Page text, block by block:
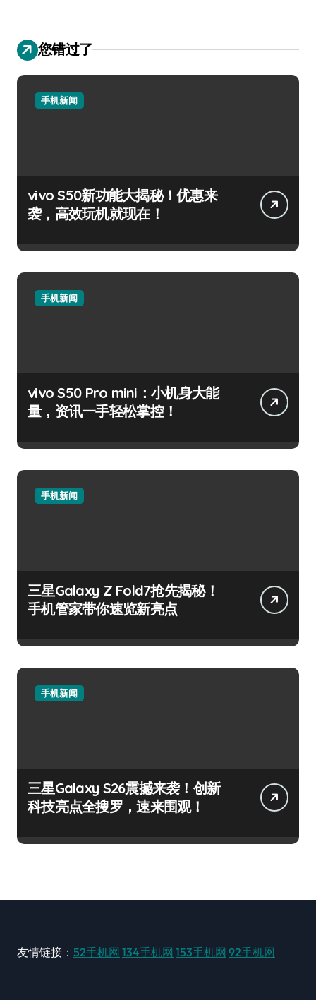
您错过了
手机新闻
vivo S50新功能大揭秘！优惠来
袭，高效玩机就现在！
手机新闻
vivo S50 Pro mini：小机身大能
量，资讯一手轻松掌控！
手机新闻
三星Galaxy Z Fold7抢先揭秘！
手机管家带你速览新亮点
手机新闻
三星Galaxy S26震撼来袭！创新
科技亮点全搜罗，速来围观！
友情链接： 52手机网 134手机网 153手机网 92手机网